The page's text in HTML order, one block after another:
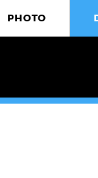
PHOTO